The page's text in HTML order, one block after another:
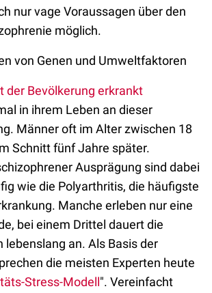
nur vage Voraussagen über den
möglich.
von Genen und Umweltfaktoren
der Bevölkerung erkrankt
in ihrem Leben an dieser
Männer oft im Alter zwischen 18
Schnitt fünf Jahre später.
Ausprägung sind dabei
wie die Polyarthritis, die häufigste
Manche erleben nur eine
bei einem Drittel dauert die
lebenslang an. Als Basis der
die meisten Experten heute
Stress-Modell". Vereinfacht